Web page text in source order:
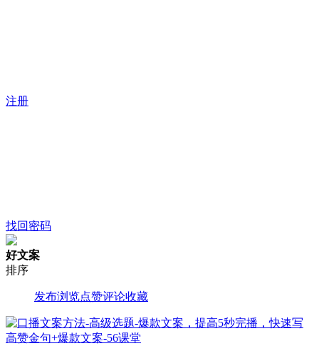
注册
找回密码
好文案
排序
发布浏览点赞评论收藏